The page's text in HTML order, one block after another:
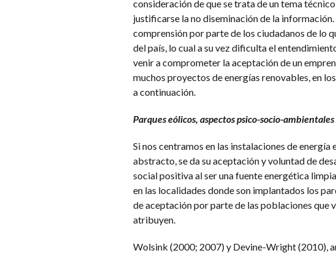
consideración de que se trata de un tema
justificarse la no diseminación de la
comprensión por parte de los ciudadanos de lo
del país, lo cual a su vez dificulta el
venir a comprometer la aceptación de un
muchos proyectos de energías renovables, en
a continuación.
Parques eólicos, aspectos psico-socio-
Si nos centramos en las instalaciones de
abstracto, se da su aceptación y voluntad de
social positiva al ser una fuente energética
en las localidades donde son implantados los
de aceptación por parte de las poblaciones que
atribuyen.
Wolsink (2000; 2007) y Devine-Wright (2010),